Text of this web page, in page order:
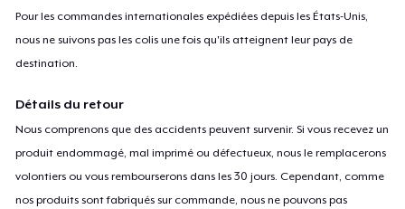
Pour les commandes internationales expédiées depuis les États-Unis,
nous ne suivons pas les colis une fois qu'ils atteignent leur pays de
destination.
Détails du retour
Nous comprenons que des accidents peuvent survenir. Si vous recevez un
produit endommagé, mal imprimé ou défectueux, nous le remplacerons
volontiers ou vous rembourserons dans les 30 jours. Cependant, comme
nos produits sont fabriqués sur commande, nous ne pouvons pas